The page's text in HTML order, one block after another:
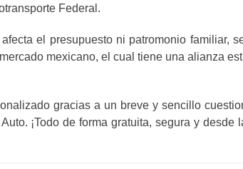
Federal.
el presupuesto ni patromonio familiar,
mexicano, el cual tiene una alianza
gracias a un breve y sencillo
¡Todo de forma gratuita, segura y